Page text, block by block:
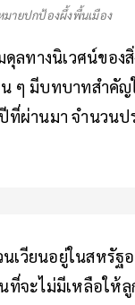
ายปกป้องผึ้งพื้นเมือง
ลทางนิเวศน์ของ
น ๆ มีบทบาทสำคั
ที่ผ่านมา จำนวน
เวียนอยู่ในสหรัฐ
ที่จะไม่มีเหลือให้